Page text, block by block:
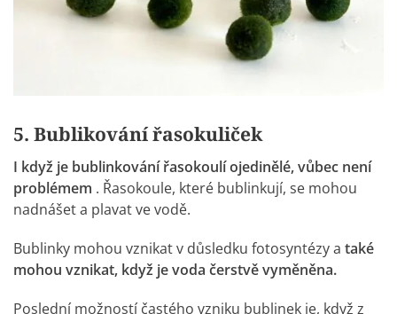
5. Bublikování řasokuliček
I když je bublinkování řasokoulí ojedinělé, vůbec není
problémem . Řasokoule, které bublinkují, se mohou
nadnášet a plavat ve vodě.
Bublinky mohou vznikat v důsledku fotosyntézy a také
mohou vznikat, když je voda čerstvě vyměněna.
Poslední možností častého vzniku bublinek je, když z